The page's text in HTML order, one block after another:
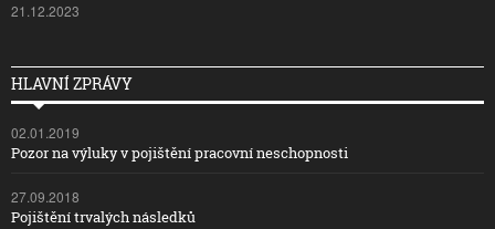
21.12.2023
HLAVNÍ ZPRÁVY
02.01.2019
Pozor na výluky v pojištění pracovní neschopnosti
27.09.2018
Pojištění trvalých následků